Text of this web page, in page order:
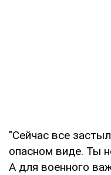
"Сейчас все
опасном виде. Ты
А для военного